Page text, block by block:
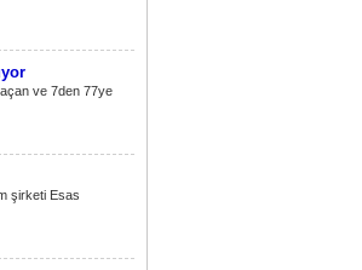
açan ve 7den 77ye
şirketi Esas